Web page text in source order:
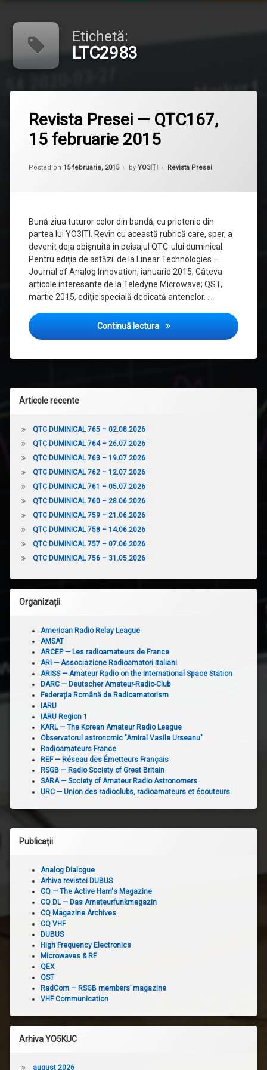
Etichetă:
LTC2983
Revista Presei — QTC167,
15 februarie 2015
Posted on 15 februarie, 2015
Updated on 1 octombrie, 2015
by YO3ITI Categorii:
Revista Presei
Bună ziua tuturor celor din bandă, cu prietenie din
partea lui YO3ITI. Revin cu această rubrică care, sper, a
devenit deja obișnuită în peisajul QTC-ului duminical.
Pentru ediția de astăzi: de la Linear Technologies –
Journal of Analog Innovation, ianuarie 2015; Câteva
articole interesante de la Teledyne Microwave; QST,
martie 2015, ediție specială dedicată antenelor. …
Continuă lectura Revista Presei — QTC167,
LTC2983
presei
Articole recente
QTC DUMINICAL 765 – 02.08.2026
QTC DUMINICAL 764 – 26.07.2026
QTC DUMINICAL 763 – 19.07.2026
QTC DUMINICAL 762 – 12.07.2026
QTC DUMINICAL 761 – 05.07.2026
QTC DUMINICAL 760 – 28.06.2026
QTC DUMINICAL 759 – 21.06.2026
QTC DUMINICAL 758 – 14.06.2026
QTC DUMINICAL 757 – 07.06.2026
QTC DUMINICAL 756 – 31.05.2026
Organizații
American Radio Relay League
AMSAT
ARCEP — Les radioamateurs de France
ARI — Associazione Radioamatori Italiani
ARISS — Amateur Radio on the International Space Station
DARC — Deutscher Amateur-Radio-Club
Federația Română de Radioamatorism
IARU
IARU Region 1
KARL — The Korean Amateur Radio League
Observatorul astronomic "Amiral Vasile Urseanu"
Radioamateurs France
REF — Réseau des Émetteurs Français
RSGB — Radio Society of Great Britain
SARA — Society of Amateur Radio Astronomers
URC — Union des radioclubs, radioamateurs et écouteurs
Publicații
Analog Dialogue
Arhiva revistei DUBUS
CQ — The Active Ham's Magazine
CQ DL — Das Amateurfunkmagazin
CQ Magazine Archives
CQ VHF
DUBUS
High Frequency Electronics
Microwaves & RF
QEX
QST
RadCom — RSGB members’ magazine
VHF Communication
Arhiva YO5KUC
august 2026